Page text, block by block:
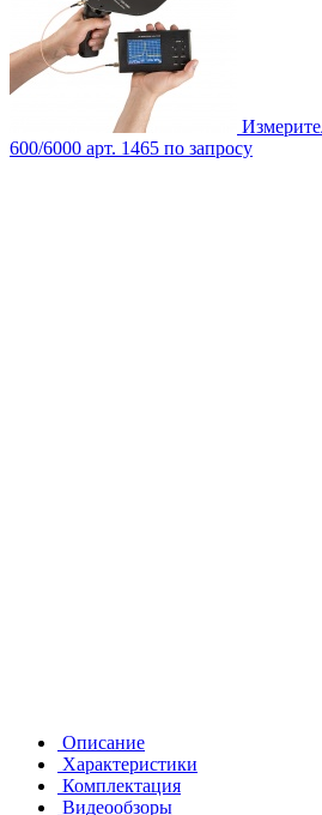
600/6000 арт. 1465 по запросу
Описание
Характеристики
Комплектация
Видеообзоры